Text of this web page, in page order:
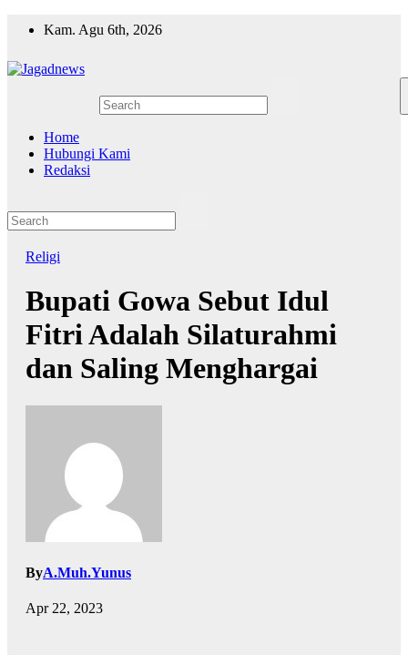
Kam. Agu 6th, 2026
Home
Hubungi Kami
Redaksi
Religi
Bupati Gowa Sebut Idul
Fitri Adalah Silaturahmi
dan Saling Menghargai
ByA.Muh.Yunus
Apr 22, 2023